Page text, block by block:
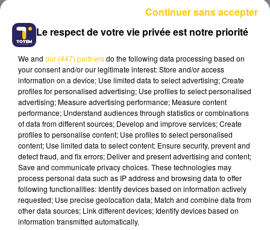
23 décembre 2025 - 4 min 15 sec
L'INFO DU NORD DU LOT DU 23/12/25 À
08H29
Ecoutez sur Totem l'information à Tulle, Brive,
dans le Nord du Lot et le pays sarladais avec les
reportages de nos journalistes sur le terrain.
Le respect de votre vie privée est notre priorité
We and our (447) partnersdo the following data processing based on
your consent and/or our legitimate interest: Store and/or access
information on a device; Use limited data to select advertising; Create
profiles for personalised advertising; Use profiles to select personalised
advertising; Measure advertising performance; Measure content
performance; Understand audiences through statistics or combinations
of data from different sources; Develop and improve services; Create
profiles to personalise content; Use profiles to select personalised
content; Use limited data to select content; Ensure security, prevent and
detect fraud, and fix errors; Deliver and present advertising and content;
Save and communicate privacy choices. These technologies may
process personal data such as IP address and browsing data to offer
following functionalities: Identify devices based on information actively
requested; Use precise geolocation data; Match and combine data from
other data sources; Link different devices; Identify devices based on
information transmitted automatically.
Continuer sans accepter